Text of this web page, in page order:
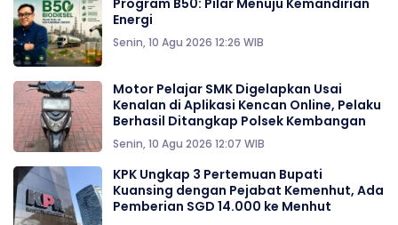
Program B50: Pilar Menuju Kemandirian
Energi
Senin, 10 Agu 2026 12:26 WIB
Motor Pelajar SMK Digelapkan Usai
Kenalan di Aplikasi Kencan Online, Pelaku
Berhasil Ditangkap Polsek Kembangan
Senin, 10 Agu 2026 12:07 WIB
KPK Ungkap 3 Pertemuan Bupati
Kuansing dengan Pejabat Kemenhut, Ada
Pemberian SGD 14.000 ke Menhut